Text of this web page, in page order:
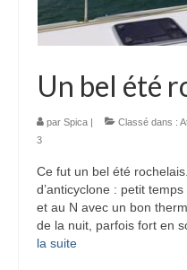
Un bel été
par Spica | Classé dans :
3
Ce fut un bel été
d’anticyclone : petit
et au N avec un bon
de la nuit, parfois fort en
la suite­­